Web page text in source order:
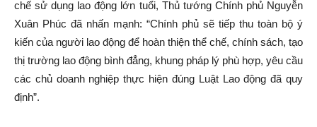
chế sử dụng lao động lớn tuổi, Thủ tướng Chính phủ Nguyễn
Xuân Phúc đã nhấn mạnh: “Chính phủ sẽ tiếp thu toàn bộ ý
kiến của người lao động để hoàn thiện thể chế, chính sách, tạo
thị trường lao động bình đẳng, khung pháp lý phù hợp, yêu cầu
các chủ doanh nghiệp thực hiện đúng Luật Lao động đã quy
định”.